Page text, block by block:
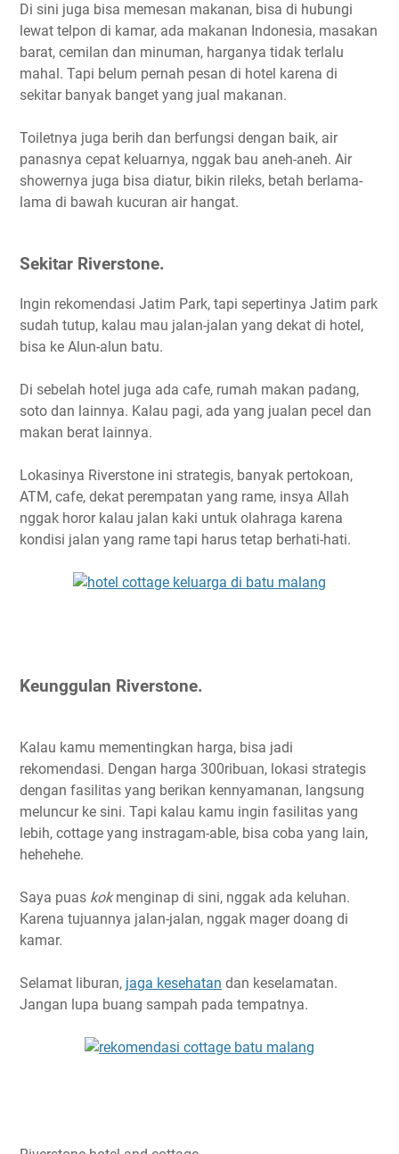
Di sini juga bisa memesan makanan, bisa di hubungi
lewat telpon di kamar, ada makanan Indonesia, masakan
barat, cemilan dan minuman, harganya tidak terlalu
mahal. Tapi belum pernah pesan di hotel karena di
sekitar banyak banget yang jual makanan.
Toiletnya juga berih dan berfungsi dengan baik, air
panasnya cepat keluarnya, nggak bau aneh-aneh. Air
showernya juga bisa diatur, bikin rileks, betah berlama-
lama di bawah kucuran air hangat.
Sekitar Riverstone.
Ingin rekomendasi Jatim Park, tapi sepertinya Jatim park
sudah tutup, kalau mau jalan-jalan yang dekat di hotel,
bisa ke Alun-alun batu.
Di sebelah hotel juga ada cafe, rumah makan padang,
soto dan lainnya. Kalau pagi, ada yang jualan pecel dan
makan berat lainnya.
Lokasinya Riverstone ini strategis, banyak pertokoan,
ATM, cafe, dekat perempatan yang rame, insya Allah
nggak horor kalau jalan kaki untuk olahraga karena
kondisi jalan yang rame tapi harus tetap berhati-hati.
Keunggulan Riverstone.
Kalau kamu mementingkan harga, bisa jadi
rekomendasi. Dengan harga 300ribuan, lokasi strategis
dengan fasilitas yang berikan kennyamanan, langsung
meluncur ke sini. Tapi kalau kamu ingin fasilitas yang
lebih, cottage yang instragam-able, bisa coba yang lain,
hehehehe.
Saya puas kokmenginap di sini, nggak ada keluhan.
Karena tujuannya jalan-jalan, nggak mager doang di
kamar.
Selamat liburan, jaga kesehatan dan keselamatan.
Jangan lupa buang sampah pada tempatnya.